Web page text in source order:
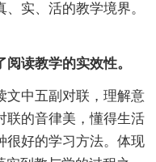
实、活的教学境界。
读教学的实效性。
文中五副对联，理解意
联的音律美，懂得生活
很好的学习方法。体现